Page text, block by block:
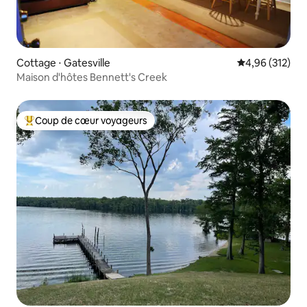
Cottage ⋅ Gatesville Évaluation
4,96 (312)
Maison d'hôtes Bennett's Creek
Coups de cœur voyageurs les plus appréciés
Coup de cœur voyageurs